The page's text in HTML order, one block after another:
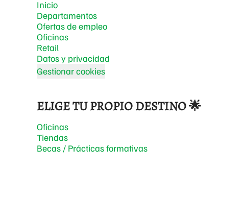
Inicio
Departamentos
Ofertas de empleo
Oficinas
Retail
Datos y privacidad
Gestionar cookies
ELIGE TU PROPIO DESTINO 🌟
Oficinas
Tiendas
Becas / Prácticas formativas